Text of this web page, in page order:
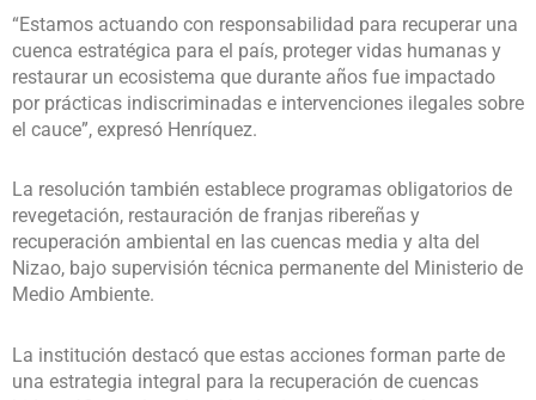
“Estamos actuando con responsabilidad para recuperar una
cuenca estratégica para el país, proteger vidas humanas y
restaurar un ecosistema que durante años fue impactado
por prácticas indiscriminadas e intervenciones ilegales sobre
el cauce”, expresó Henríquez.
La resolución también establece programas obligatorios de
revegetación, restauración de franjas ribereñas y
recuperación ambiental en las cuencas media y alta del
Nizao, bajo supervisión técnica permanente del Ministerio de
Medio Ambiente.
La institución destacó que estas acciones forman parte de
una estrategia integral para la recuperación de cuencas